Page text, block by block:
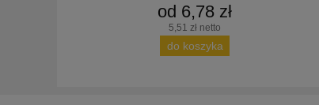
od 6,78 zł
5,51 zł netto
do koszyka